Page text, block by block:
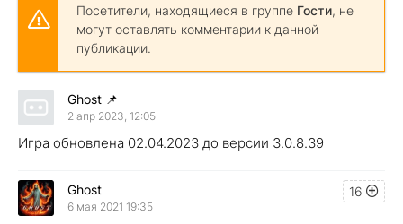
Посетители, находящиеся в группе Гости, не
могут оставлять комментарии к данной
публикации.
Ghost 📌
2 апр 2023, 12:05
Игра обновлена 02.04.2023 до версии 3.0.8.39
16
Ghost
6 мая 2021 19:35